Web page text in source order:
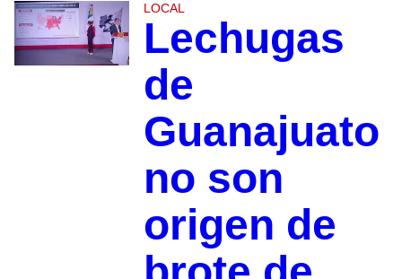
LOCAL
Lechugas
de
Guanajuato
no son
origen de